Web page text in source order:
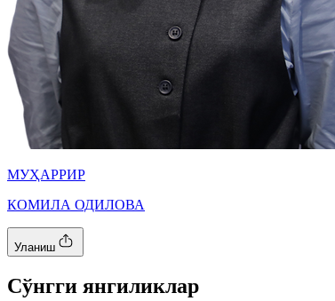
МУҲАРРИР
КОМИЛА ОДИЛОВА
Уланиш
Cўнгги янгиликлар